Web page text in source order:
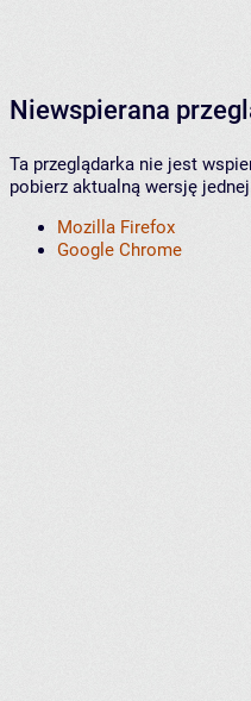
Niewspierana
Ta przeglądarka nie jest
pobierz aktualną wersję
Mozilla Firefox
Google Chrome